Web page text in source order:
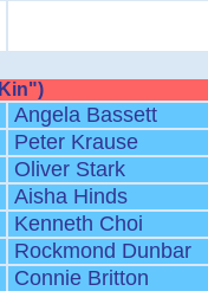
Angela Bassett
Peter Krause
Oliver Stark
Aisha Hinds
Kenneth Choi
Rockmond Dunbar
Connie Britton